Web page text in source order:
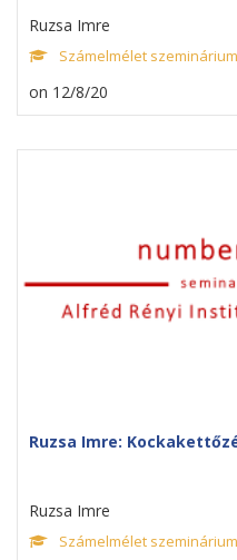
Ruzsa Imre
Számelmélet szeminárium
on 12/8/20
Ruzsa Imre:
Ruzsa Imre
Számelmélet szeminárium